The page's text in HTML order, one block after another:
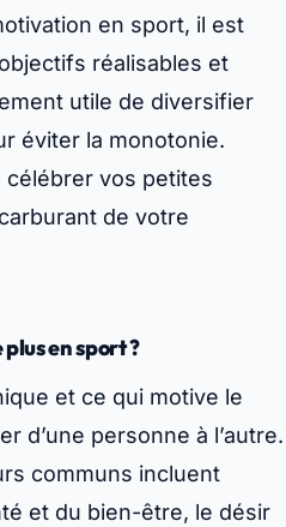
en sport, il est
réalisables et
utile de diversifier
éviter la monotonie.
célébrer vos petites
de votre
en sport ?
et ce qui motive le
d’une personne à l’autre.
communs incluent
et du bien-être, le désir